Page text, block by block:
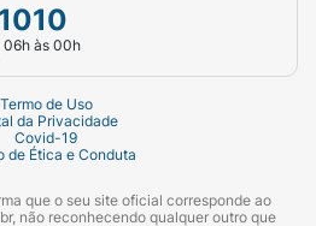
06h às 00h
Termo de Uso
da Privacidade
Covid-19
de Ética e Conduta
que o seu site oficial corresponde ao
não reconhecendo qualquer outro que